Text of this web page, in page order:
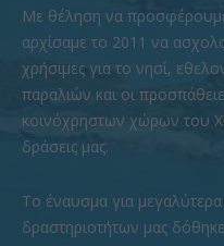
Με θέληση να
αρχίσαμε το 2011 να
χρήσιμες για το νησί,
παραλιών και οι
κοινόχρηστων χώρων του
δράσεις μας.
To έναυσμα για
δραστηριοτήτων μας